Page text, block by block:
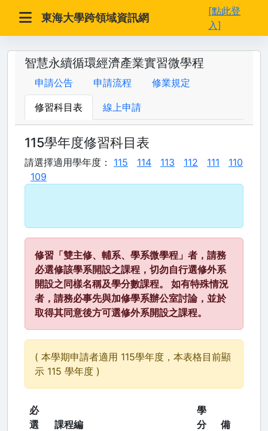
東海大學跨領域資訊網
[點此登
入]
智慧永續循環經濟產業實習微學程
申請公告 申請流程 修業規定
修習科目表 線上申請
115學年度修習科目表
請選擇適用學年度： 115 114 113 112 111
110
109
修習「雙主修、輔系、學系微學程」者，請務
必選修該學系開設之課程，切勿自行選修外系
開設之同樣名稱及學分數課程。 如有特殊情況
者，請務必事先與加修學系辦公室討論，並於
取得其同意後方可選修外系開設之課程。
( 本學期申請者適用 115學年度，本表格目前顯
示 115 學年度 )
必
選
課程編
學
分
備